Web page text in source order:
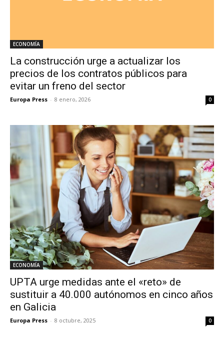
ECONOMÍA
La construcción urge a actualizar los
precios de los contratos públicos para
evitar un freno del sector
Europa Press - 8 enero, 2026 0
ECONOMÍA
UPTA urge medidas ante el «reto» de
sustituir a 40.000 autónomos en cinco años
en Galicia
Europa Press - 8 octubre, 2025 0